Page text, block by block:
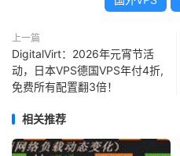
上一篇
DigitalVirt：2026年元宵节活
动，日本VPS德国VPS年付4折,
免费所有配置翻3倍！
相关推荐